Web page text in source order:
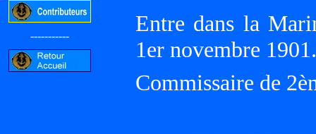
-----------
Entre dans la
1er novembre 1901.
Commissaire de